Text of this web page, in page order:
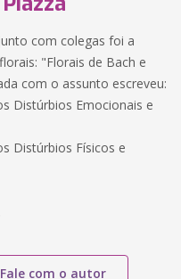
com colegas foi a
"Florais de Bach e
com o assunto escreveu:
Distúrbios Emocionais e
Distúrbios Físicos e
Fale com o autor